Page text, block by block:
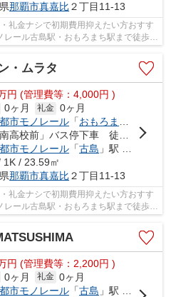
那覇市真嘉比２丁目11-13
礼金ナシで初期費用抑えたい方おすす
ール古島駅・おもろまち駅まで徒歩圏
・ムラタ
円 (管理費等：4,000円 )
0ヶ月 礼金 0ヶ月
市モノレール 「おもろまち
市モノレール 「古島 」駅 徒歩9分
1K / 23.59㎡
那覇市真嘉比２丁目11-13
礼金ナシで初期費用抑えたい方おすす
ール古島駅・おもろまち駅まで徒歩圏
円 (管理費等：2,200円 )
0ヶ月 礼金 0ヶ月
市モノレール「古島 」駅 徒歩10分